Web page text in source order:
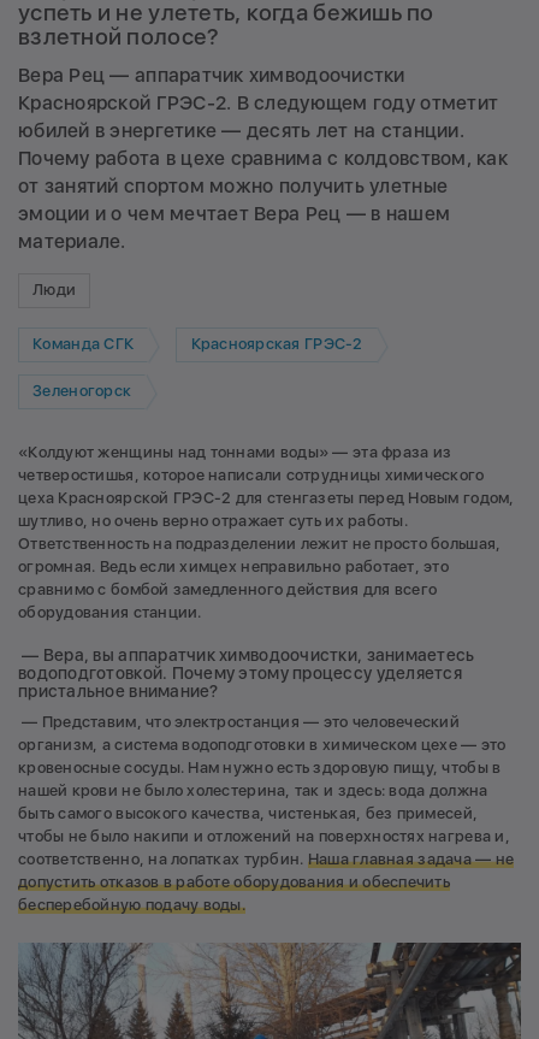
успеть и не улететь, когда бежишь по
взлетной полосе?
Вера Рец — аппаратчик химводоочистки
Красноярской ГРЭС-2. В следующем году отметит
юбилей в энергетике — десять лет на станции.
Почему работа в цехе сравнима с колдовством, как
от занятий спортом можно получить улетные
эмоции и о чем мечтает Вера Рец — в нашем
материале.
Люди
Команда СГК Красноярская ГРЭС-2
Зеленогорск
«Колдуют женщины над тоннами воды» — эта фраза из
четверостишья, которое написали сотрудницы химического
цеха Красноярской ГРЭС-2 для стенгазеты перед Новым годом,
шутливо, но очень верно отражает суть их работы.
Ответственность на подразделении лежит не просто большая,
огромная. Ведь если химцех неправильно работает, это
сравнимо с бомбой замедленного действия для всего
оборудования станции.
— Вера, вы аппаратчик химводоочистки, занимаетесь
водоподготовкой. Почему этому процессу уделяется
пристальное внимание?
— Представим, что электростанция — это человеческий
организм, а система водоподготовки в химическом цехе — это
кровеносные сосуды. Нам нужно есть здоровую пищу, чтобы в
нашей крови не было холестерина, так и здесь: вода должна
быть самого высокого качества, чистенькая, без примесей,
чтобы не было накипи и отложений на поверхностях нагрева и,
соответственно, на лопатках турбин. Наша главная задача — не
допустить отказов в работе оборудования и обеспечить
бесперебойную подачу воды.